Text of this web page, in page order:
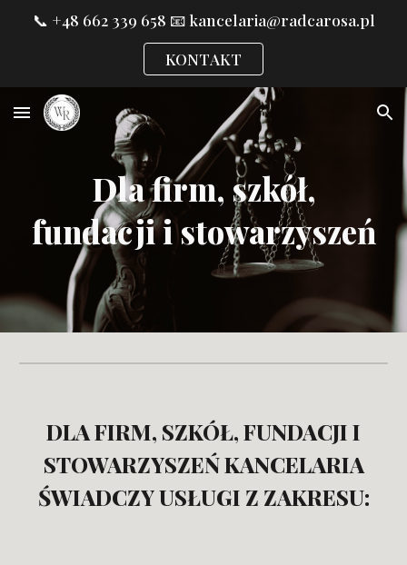
Skip to main content Skip to navigation
📞 +48 662 339 658 ㅤ📧 kancelaria@radcarosa.pl
KONTAKT
Dla firm, szkół,
fundacji i stowarzyszeń
DLA FIRM, SZKÓŁ, FUNDACJI I
STOWARZYSZEŃ KANCELARIA
ŚWIADCZY USŁUGI Z ZAKRESU: